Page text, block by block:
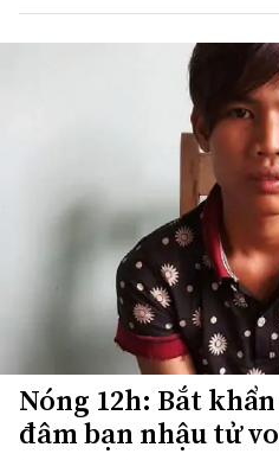
Nóng 12h: Bắt
đâm bạn nhậu tử